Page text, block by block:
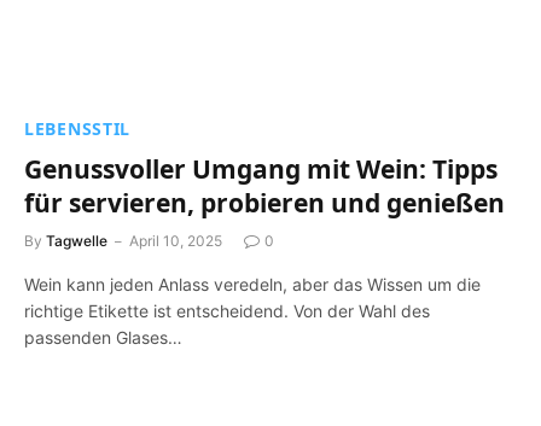
LEBENSSTIL
Genussvoller Umgang mit Wein: Tipps
für servieren, probieren und genießen
By Tagwelle April 10, 2025 0
Wein kann jeden Anlass veredeln, aber das Wissen um die
richtige Etikette ist entscheidend. Von der Wahl des
passenden Glases…